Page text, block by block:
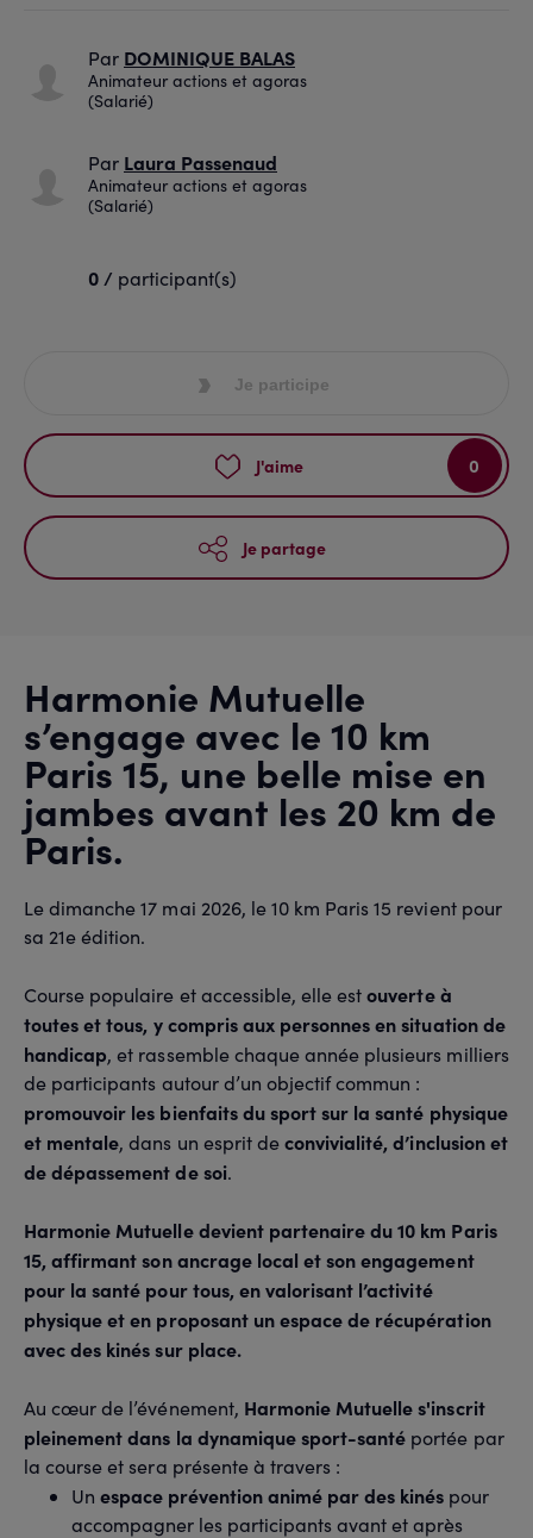
Par DOMINIQUE BALAS
Animateur actions et agoras
(Salarié)
Par Laura Passenaud
Animateur actions et agoras
(Salarié)
0 / participant(s)
Je participe
J'aime 0
Je partage
Harmonie Mutuelle
s’engage avec le 10 km
Paris 15, une belle mise en
jambes avant les 20 km de
Paris.
Le dimanche 17 mai 2026, le 10 km Paris 15 revient pour
sa 21e édition.
Course populaire et accessible, elle estouverte à
toutes et tous, y compris aux personnes en situation de
handicap, et rassemble chaque année plusieurs milliers
de participants autour d’un objectif commun :
promouvoir les bienfaits du sport sur la santé physique
et mentale, dans un esprit deconvivialité, d’inclusion et
de dépassement de soi.
Harmonie Mutuelle devient partenaire du 10 km Paris
15, affirmant son ancrage local et son engagement
pour la santé pour tous, en valorisant l’activité
physique et en proposant un espace de récupération
avec des kinés sur place.
Au cœur de l’événement, Harmonie Mutuelle s'inscrit
pleinement dans la dynamique sport-santé portée par
la course et sera présente à travers :
Un espace prévention animé par des kinés pour
accompagner les participants avant et après